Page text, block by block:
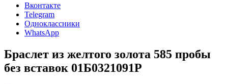
Вконтакте
Telegram
Одноклассники
WhatsApp
Браслет из желтого золота 585 пробы
без вставок 01Б0321091Р